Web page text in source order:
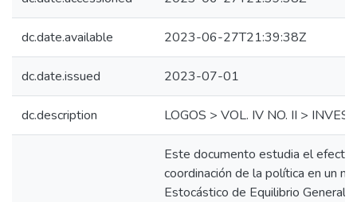
dc.date.available 2023-06-27T21:39:38Z
dc.date.issued 2023-07-01
dc.description LOGOS > VOL. IV NO. II >
Este documento estudia el efecto
coordinación de la política en un
Estocástico de Equilibrio General